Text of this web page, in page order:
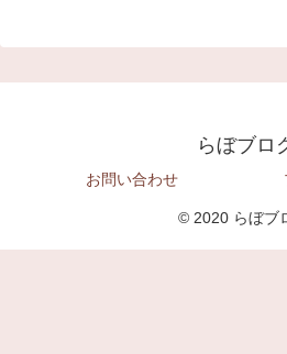
らぼブロ
お問い合わせ
© 2020 らぼブ